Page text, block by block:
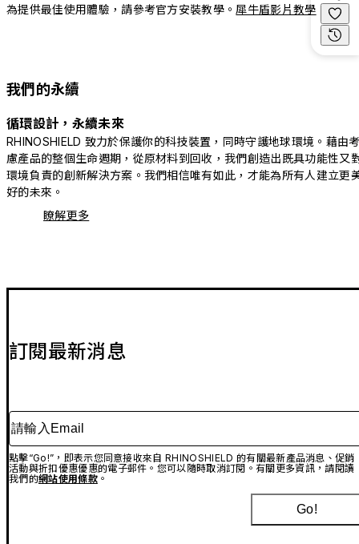
為提供最佳使用體驗，請參考官方安裝教學。 犀牛盾影片教學
我們的永續
循環設計，永續未來
RHINOSHIELD 致力於保護你的科技裝置，同時守護地球環境。藉由
慮產品的整個生命週期，從原材料到回收，我們創造出既具功能性又
環境負責的創新解決方案。我們相信唯有如此，才能為所有人建立更
好的未來。
瞭解更多
訂閱最新消息
請輸入Email
點擊“Go!”，即表示您同意接收來自 RHINOSHIELD 的有關最新產品消息、促銷
活動與折扣優惠優惠的電子郵件。您可以隨時取消訂閱。有關更多資訊，請閱讀
我們的網站使用條款。
Go!